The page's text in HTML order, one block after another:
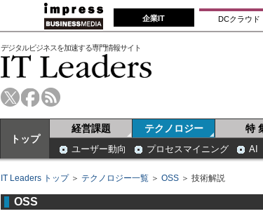
企業IT DCクラウド
デジタルビジネスを加速する専門情報サイト
トップ
経営課題 テクノロジー 特
ユーザー動向 プロセスマイニング AI
IT Leaders トップ＞ テクノロジー一覧 ＞ OSS ＞ 技術解説
OSS